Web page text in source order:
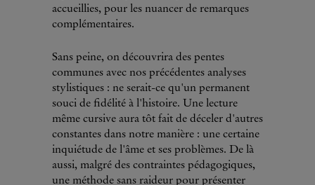
accueillies, pour les nuancer de remarques
complémentaires.
Sans peine, on découvrira des pentes
communes avec nos précédentes analyses
stylistiques : ne serait-ce qu'un permanent
souci de fidélité à l'histoire. Une lecture
même cursive aura tôt fait de déceler d'autres
constantes dans notre manière : une certaine
inquiétude de l'âme et ses problèmes. De là
aussi, malgré des contraintes pédagogiques,
une méthode sans raideur pour présenter